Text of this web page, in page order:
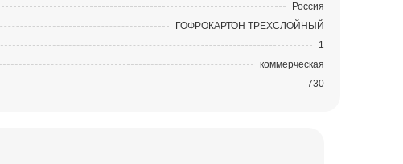
Россия
ГОФРОКАРТОН ТРЕХСЛОЙНЫЙ
1
коммерческая
730